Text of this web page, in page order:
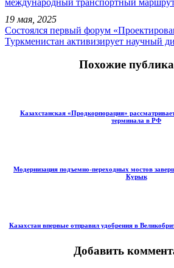
19 мая, 2025
Состоялся первый форум
Туркменистан активизирует научный
Похожие
Казахстанская «Продкорпорация»
терминала в РФ
Модернизация подъемно-переходных мостов
Курык
Казахстан впервые отправил удобрения в
Добавить